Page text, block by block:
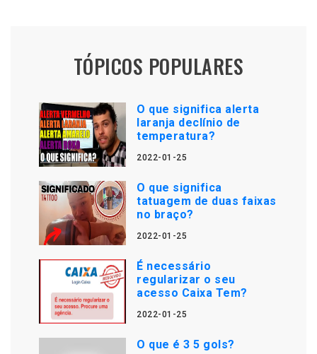
TÓPICOS POPULARES
O que significa alerta
laranja declínio de
temperatura?
2022-01-25
O que significa
tatuagem de duas faixas
no braço?
2022-01-25
É necessário
regularizar o seu
acesso Caixa Tem?
2022-01-25
O que é 3 5 gols?